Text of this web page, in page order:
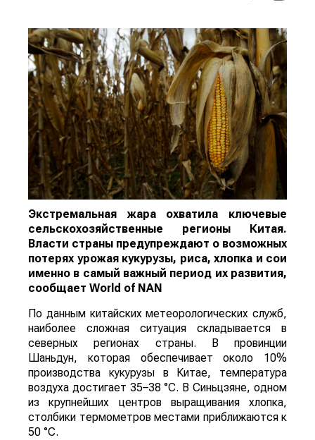
Экстремальная жара охватила ключевые
сельскохозяйственные регионы Китая.
Власти страны предупреждают о возможных
потерях урожая кукурузы, риса, хлопка и сои
именно в самый важный период их развития,
сообщает World of NAN
По данным китайских метеорологических служб,
наиболее сложная ситуация складывается в
северных регионах страны. В провинции
Шаньдун, которая обеспечивает около 10%
производства кукурузы в Китае, температура
воздуха достигает 35–38 °C. В Синьцзяне, одном
из крупнейших центров выращивания хлопка,
столбики термометров местами приближаются к
50 °C.